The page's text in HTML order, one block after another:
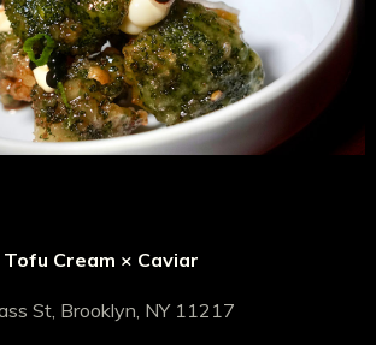
Cream × Caviar
St, Brooklyn, NY 11217